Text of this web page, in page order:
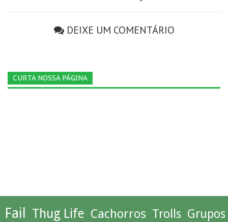
DEIXE UM COMENTÁRIO
CURTA NOSSA PÁGINA
Fail Thug Life Cachorros Trolls Grupos